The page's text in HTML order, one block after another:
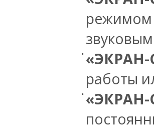
«ЭКРАН-
работы